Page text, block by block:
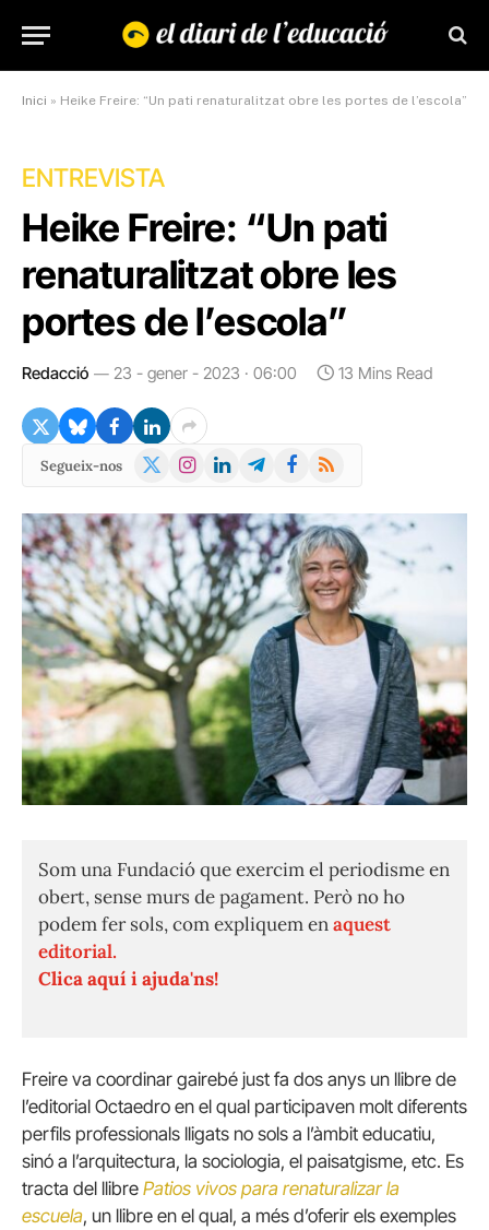
Inici » Heike Freire: “Un pati renaturalitzat obre les portes de l’escola”
ENTREVISTA
Heike Freire: “Un pati
renaturalitzat obre les
portes de l’escola”
Redacció 23 - gener - 2023 · 06:00 13 Mins Read
Segueix-nos
X
Instagram
LinkedInTelegramFacebook
RSS
Som una Fundació que exercim el periodisme en
obert, sense murs de pagament. Però no ho
podem fer sols, com expliquem enaquest
editorial.
Clica aquí i ajuda'ns!
Freire va coordinar gairebé just fa dos anys un llibre de
l’editorial Octaedro en el qual participaven molt diferents
perfils professionals lligats no sols a l’àmbit educatiu,
sinó a l’arquitectura, la sociologia, el paisatgisme, etc. Es
tracta del llibre Patios vivos para renaturalizar la
escuela, un llibre en el qual, a més d’oferir els exemples